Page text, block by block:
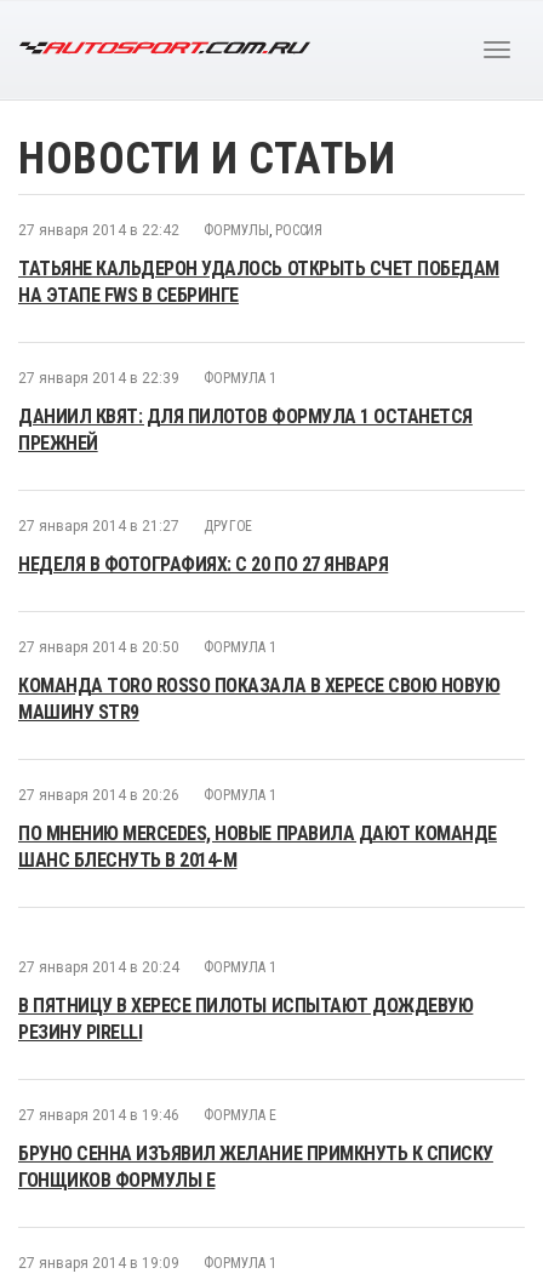
НОВОСТИ И СТАТЬИ
27 января 2014 в 22:42 ФОРМУЛЫ , РОССИЯ
ТАТЬЯНЕ КАЛЬДЕРОН УДАЛОСЬ ОТКРЫТЬ СЧЕТ ПОБЕДАМ
НА ЭТАПЕ FWS В СЕБРИНГЕ
27 января 2014 в 22:39 ФОРМУЛА 1
ДАНИИЛ КВЯТ: ДЛЯ ПИЛОТОВ ФОРМУЛА 1 ОСТАНЕТСЯ
ПРЕЖНЕЙ
27 января 2014 в 21:27 ДРУГОЕ
НЕДЕЛЯ В ФОТОГРАФИЯХ: С 20 ПО 27 ЯНВАРЯ
27 января 2014 в 20:50 ФОРМУЛА 1
КОМАНДА TORO ROSSO ПОКАЗАЛА В ХЕРЕСЕ СВОЮ НОВУЮ
МАШИНУ STR9
27 января 2014 в 20:26 ФОРМУЛА 1
ПО МНЕНИЮ MERCEDES, НОВЫЕ ПРАВИЛА ДАЮТ КОМАНДЕ
ШАНС БЛЕСНУТЬ В 2014-М
27 января 2014 в 20:24 ФОРМУЛА 1
В ПЯТНИЦУ В ХЕРЕСЕ ПИЛОТЫ ИСПЫТАЮТ ДОЖДЕВУЮ
РЕЗИНУ PIRELLI
27 января 2014 в 19:46 ФОРМУЛА E
БРУНО СЕННА ИЗЪЯВИЛ ЖЕЛАНИЕ ПРИМКНУТЬ К СПИСКУ
ГОНЩИКОВ ФОРМУЛЫ Е
27 января 2014 в 19:09 ФОРМУЛА 1